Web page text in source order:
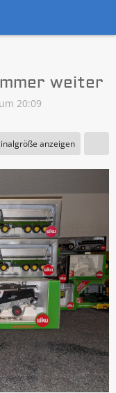
weiter
20:09
anzeigen